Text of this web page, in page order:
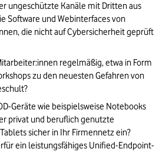
ungeschützte Kanäle mit Dritten aus
Software und Webinterfaces von
die nicht auf Cybersicherheit geprüft
regelmäßig, etwa in Form
zu den neuesten Gefahren von
Geräte wie beispielsweise Notebooks
privat und beruflich genutzte
sicher in Ihr Firmennetz ein?
ein leistungsfähiges Unified-Endpoint-